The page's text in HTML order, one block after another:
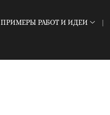
ПРИМЕРЫ РАБОТ И ИДЕИ